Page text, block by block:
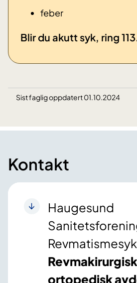
​feber
​Blir du akutt syk, ring
Sist faglig oppdatert 01.10.2024
Kontakt
Haugesund
ortopedisk